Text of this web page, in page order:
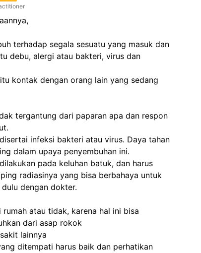
terhadap segala sesuatu yang masuk dan
debu, alergi atau bakteri, virus dan
kontak dengan orang lain yang sedang
tergantung dari paparan apa dan respon
infeksi bakteri atau virus. Daya tahan
dalam upaya penyembuhan ini.
pada keluhan batuk, dan harus
radiasinya yang bisa berbahaya untuk
dengan dokter.
atau tidak, karena hal ini bisa
dari asap rokok
lainnya
ditempati harus baik dan perhatikan